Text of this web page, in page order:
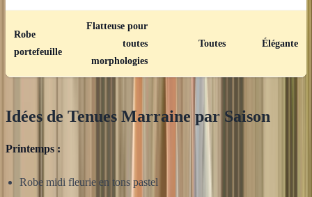
Robe
portefeuille
Flatteuse pour
toutes
morphologies
Toutes Élégante
Idées de Tenues Marraine par Saison
Printemps :
Robe midi fleurie en tons pastel